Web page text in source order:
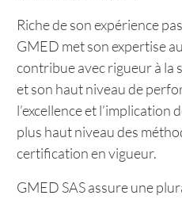
Riche de son expérience
GMED met son expertise
contribue avec rigueur à la
et son haut niveau de
l’excellence et l’implication
plus haut niveau des
certification en vigueur.
GMED SAS assure une